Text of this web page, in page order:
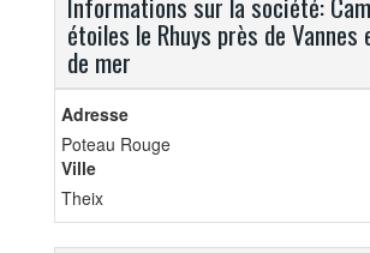
étoiles le Rhuys près de Vannes
de mer
Adresse
Poteau Rouge
Ville
Theix